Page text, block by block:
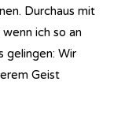
Durchaus mit
ich so an
gelingen: Wir
Geist